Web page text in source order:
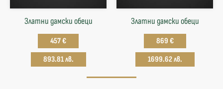
Златни дамски обеци
457 €
893.81 лв.
Златни дамски обеци
869 €
1699.62 лв.